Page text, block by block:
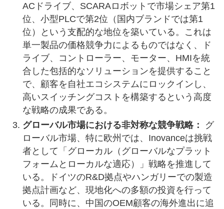
ACドライブ、SCARAロボットで市場シェア第1
位、小型PLCで第2位（国内ブランドでは第1
位）という支配的な地位を築いている。これは
単一製品の価格競争力によるものではなく、ド
ライブ、コントローラー、モーター、HMIを統
合した包括的なソリューションを提供すること
で、顧客を自社エコシステムにロックインし、
高いスイッチングコストを構築するという高度
な戦略の成果である。
グローバル市場における非対称な競争戦略：
グ
ローバル市場、特に欧州では、Inovanceは挑戦
者として「グローカル（グローバルなプラット
フォームとローカルな適応）」戦略を推進して
いる。ドイツのR&D拠点やハンガリーでの製造
拠点計画など、現地化への多額の投資を行って
いる。同時に、中国のOEM顧客の海外進出に追